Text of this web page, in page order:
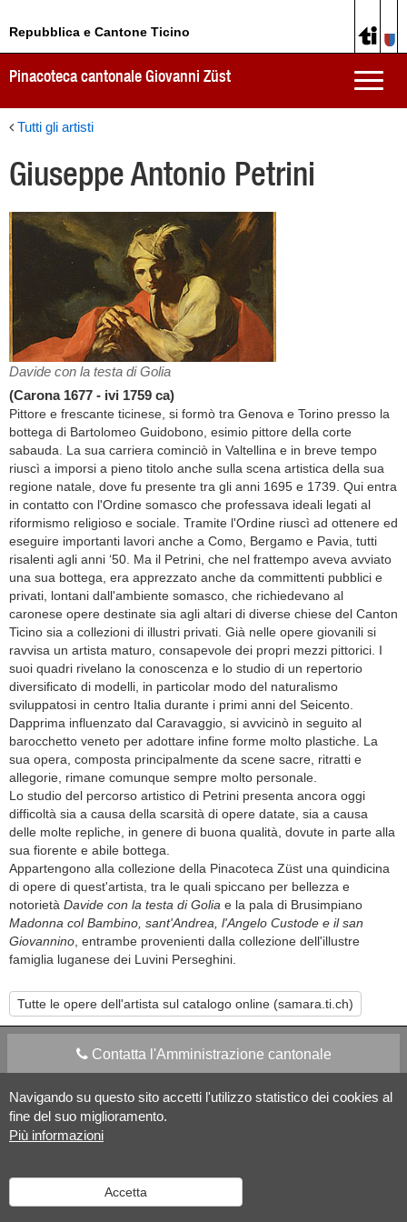
Navigando su questo sito accetti l'utilizzo statistico dei cookies al
fine del suo miglioramento.
Più informazioni
Accetta
Repubblica e Cantone Ticino
Toggle
Pinacoteca cantonale Giovanni Züst
Tutti gli artisti
Giuseppe Antonio Petrini
Davide con la testa di Golia
(Carona 1677 - ivi 1759 ca)
Pittore e frescante ticinese, si formò tra Genova e Torino presso la
bottega di Bartolomeo Guidobono, esimio pittore della corte
sabauda. La sua carriera cominciò in Valtellina e in breve tempo
riuscì a imporsi a pieno titolo anche sulla scena artistica della sua
regione natale, dove fu presente tra gli anni 1695 e 1739. Qui entra
in contatto con l'Ordine somasco che professava ideali legati al
riformismo religioso e sociale. Tramite l'Ordine riuscì ad ottenere ed
eseguire importanti lavori anche a Como, Bergamo e Pavia, tutti
risalenti agli anni ‘50. Ma il Petrini, che nel frattempo aveva avviato
una sua bottega, era apprezzato anche da committenti pubblici e
privati, lontani dall'ambiente somasco, che richiedevano al
caronese opere destinate sia agli altari di diverse chiese del Canton
Ticino sia a collezioni di illustri privati. Già nelle opere giovanili si
ravvisa un artista maturo, consapevole dei propri mezzi pittorici. I
suoi quadri rivelano la conoscenza e lo studio di un repertorio
diversificato di modelli, in particolar modo del naturalismo
sviluppatosi in centro Italia durante i primi anni del Seicento.
Dapprima influenzato dal Caravaggio, si avvicinò in seguito al
barocchetto veneto per adottare infine forme molto plastiche. La
sua opera, composta principalmente da scene sacre, ritratti e
allegorie, rimane comunque sempre molto personale.
Lo studio del percorso artistico di Petrini presenta ancora oggi
difficoltà sia a causa della scarsità di opere datate, sia a causa
delle molte repliche, in genere di buona qualità, dovute in parte alla
sua fiorente e abile bottega.
Appartengono alla collezione della Pinacoteca Züst una quindicina
di opere di quest'artista, tra le quali spiccano per bellezza e
notorietà Davide con la testa di Golia e la pala di Brusimpiano
Madonna col Bambino, sant'Andrea, l'Angelo Custode e il san
Giovannino , entrambe provenienti dalla collezione dell'illustre
famiglia luganese dei Luvini Perseghini.
Tutte le opere dell'artista sul catalogo online (samara.ti.ch)
Contatta l'Amministrazione cantonale
Apps Mobile Social media
Versione desktop Informazioni legali